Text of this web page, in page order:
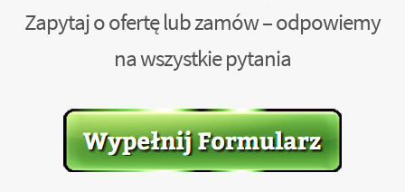
Zapytaj o ofertę lub zamów – odpowiemy
na wszystkie pytania